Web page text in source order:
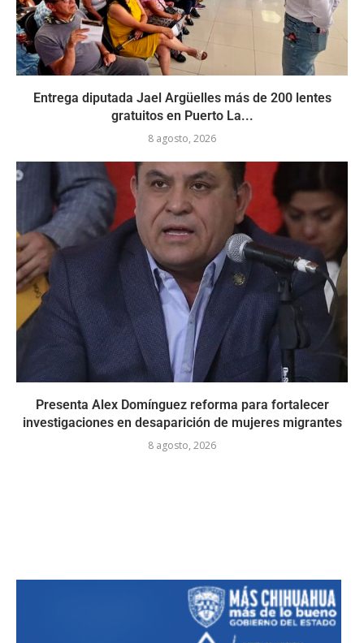
Entrega diputada Jael Argüelles más de 200 lentes
gratuitos en Puerto La...
8 agosto, 2026
Presenta Alex Domínguez reforma para fortalecer
investigaciones en desaparición de mujeres migrantes
8 agosto, 2026